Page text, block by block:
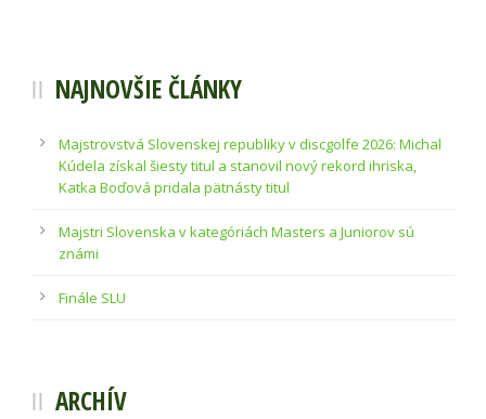
NAJNOVŠIE ČLÁNKY
Majstrovstvá Slovenskej republiky v discgolfe 2026: Michal
Kúdela získal šiesty titul a stanovil nový rekord ihriska,
Katka Boďová pridala pätnásty titul
Majstri Slovenska v kategóriách Masters a Juniorov sú
známi
Finále SLU
ARCHÍV